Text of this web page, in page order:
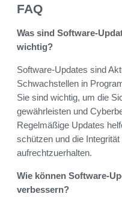
FAQ
Was sind Software-
wichtig?
Software-Updates sind
Schwachstellen in
Sie sind wichtig, um die
gewährleisten und
Regelmäßige Updates
schützen und die
aufrechtzuerhalten.
Wie können Software-
verbessern?